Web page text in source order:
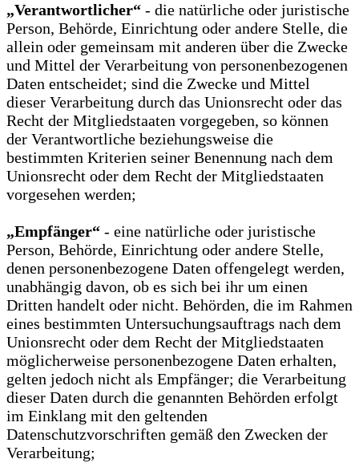
„Verantwortlicher“ - die natürliche oder juristische
Person, Behörde, Einrichtung oder andere Stelle, die
allein oder gemeinsam mit anderen über die Zwecke
und Mittel der Verarbeitung von personenbezogenen
Daten entscheidet; sind die Zwecke und Mittel
dieser Verarbeitung durch das Unionsrecht oder das
Recht der Mitgliedstaaten vorgegeben, so können
der Verantwortliche beziehungsweise die
bestimmten Kriterien seiner Benennung nach dem
Unionsrecht oder dem Recht der Mitgliedstaaten
vorgesehen werden;
„Empfänger“ - eine natürliche oder juristische
Person, Behörde, Einrichtung oder andere Stelle,
denen personenbezogene Daten offengelegt werden,
unabhängig davon, ob es sich bei ihr um einen
Dritten handelt oder nicht. Behörden, die im Rahmen
eines bestimmten Untersuchungsauftrags nach dem
Unionsrecht oder dem Recht der Mitgliedstaaten
möglicherweise personenbezogene Daten erhalten,
gelten jedoch nicht als Empfänger; die Verarbeitung
dieser Daten durch die genannten Behörden erfolgt
im Einklang mit den geltenden
Datenschutzvorschriften gemäß den Zwecken der
Verarbeitung;